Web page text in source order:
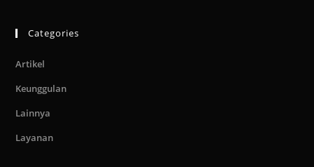
Categories
Artikel
Keunggulan
Lainnya
Layanan